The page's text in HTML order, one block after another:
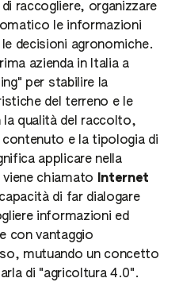
raccogliere, organizzare
le informazioni
decisioni agronomiche.
azienda in Italia a
per stabilire la
del terreno e le
qualità del raccolto,
e la tipologia di
applicare nella
chiamato
Internet
di far dialogare
informazioni ed
con vantaggio
mutuando un concetto
di "agricoltura 4.0".